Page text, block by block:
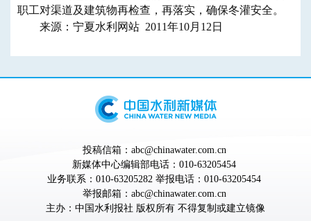
职工对渠道及建筑物再检查，再落实，确保冬灌安全。
来源：宁夏水利网站 2011年10月12日
投稿信箱：abc@chinawater.com.cn
新媒体中心编辑部电话：010-63205454
业务联系：010-63205282 举报电话：010-63205454
举报邮箱：abc@chinawater.com.cn
主办： 中国水利报社 版权所有 不得复制或建立镜像